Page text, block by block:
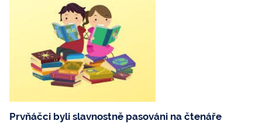
Prvňáčci byli slavnostně pasováni na čtenáře